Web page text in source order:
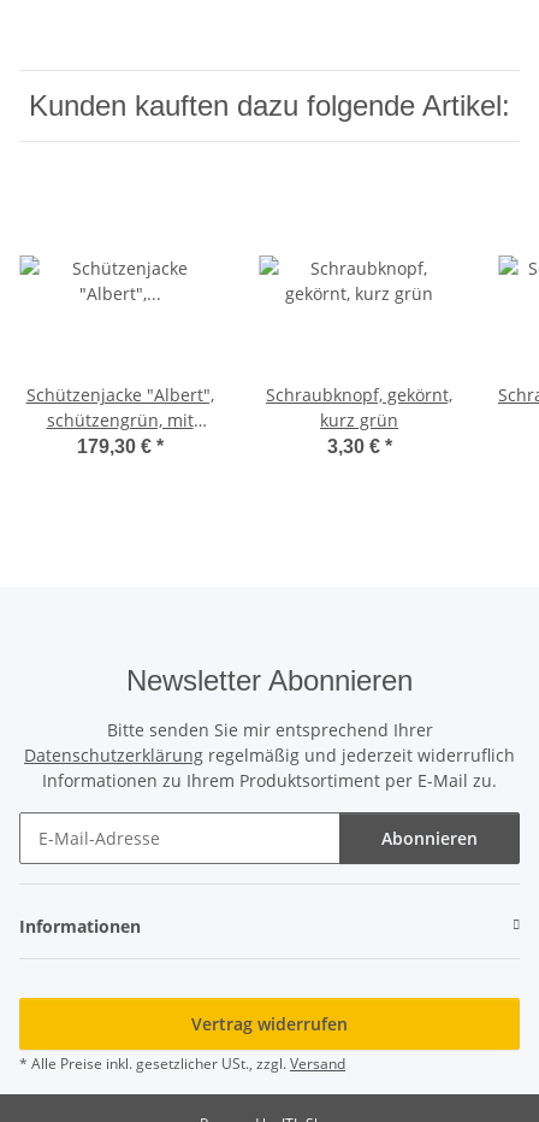
Kunden kauften dazu folgende Artikel:
Schützenjacke "Albert",
schützengrün, mit
Rückenriegel 30
179,30 € *
Schraubknopf, gekörnt,
kurz grün
3,30 € *
Newsletter Abonnieren
Bitte senden Sie mir entsprechend Ihrer
Datenschutzerklärung regelmäßig und jederzeit widerruflich
Informationen zu Ihrem Produktsortiment per E-Mail zu.
Abonnieren
Informationen
Vertrag widerrufen
* Alle Preise inkl. gesetzlicher USt., zzgl.Versand